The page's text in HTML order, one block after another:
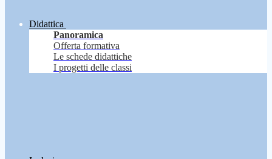
Didattica
Panoramica
Offerta formativa
Le schede didattiche
I progetti delle classi